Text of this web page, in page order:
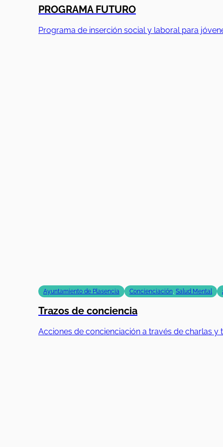
PROGRAMA FUTURO
Programa de inserción social y laboral para
Ayuntamiento de Plasencia Concienciación, Salud Mental
Trazos de conciencia
Acciones de concienciación a través de charlas